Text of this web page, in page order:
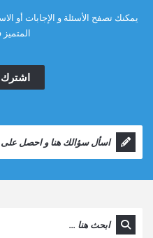
يمكنك تصفح الأسئلة و الإجابات أو
اشترك